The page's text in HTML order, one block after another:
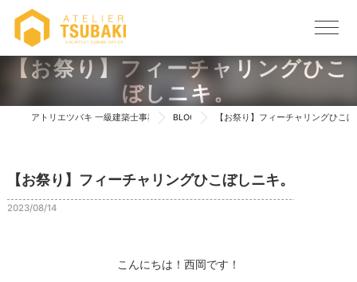
【お祭り】フィーチャリングひこ
ぼしニキ。
アトリエツバキ 一級建築士事務所 TOP
BLOG 【お祭り】フィーチャリングひこ
【お祭り】フィーチャリングひこぼしニキ。
2023/08/14
こんにちは！西岡です！